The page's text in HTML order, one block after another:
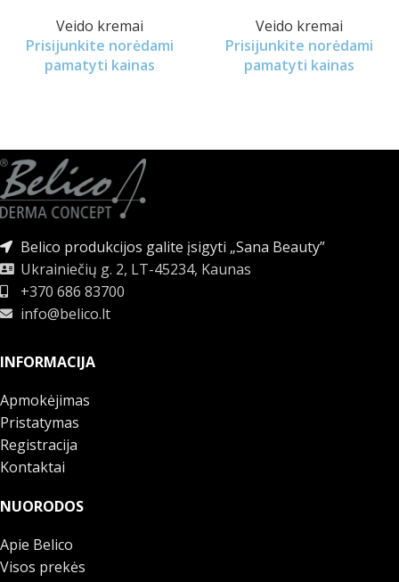
Veido kremai
Prisijunkite norėdami
pamatyti kainas
Veido kremai
Prisijunkite norėdami
pamatyti kainas
Belico produkcijos galite įsigyti „Sana Beauty”
Ukrainiečių g. 2, LT-45234, Kaunas
+370 686 83700
info@belico.lt
INFORMACIJA
Apmokėjimas
Pristatymas
Registracija
Kontaktai
NUORODOS
Apie Belico
Visos prekės